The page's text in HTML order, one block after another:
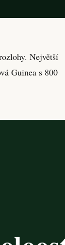
Největší
Guinea s 800